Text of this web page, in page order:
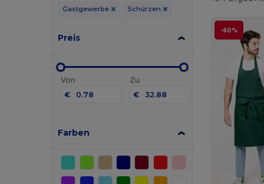
Gastgewerbe Schürzen
Preis
Von
€
Zu
€
Farben
-60%